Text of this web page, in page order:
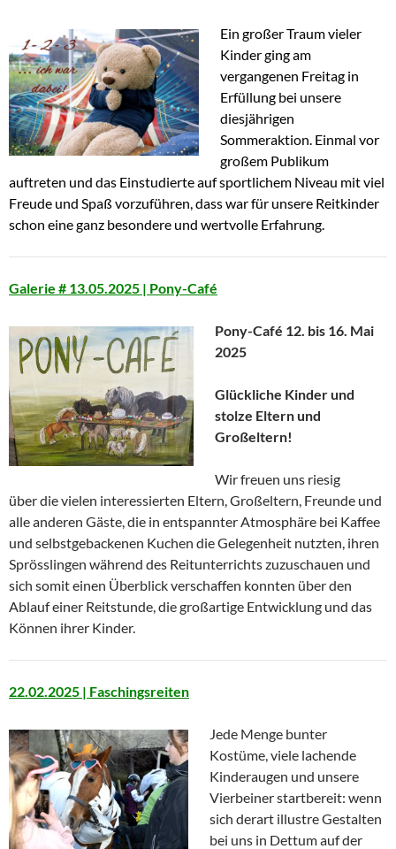
Ein großer Traum vieler
Kinder ging am
vergangenen Freitag in
Erfüllung bei unsere
diesjährigen
Sommeraktion. Einmal vor
großem Publikum
auftreten und das Einstudierte auf sportlichem Niveau mit viel
Freude und Spaß vorzuführen, dass war für unsere Reitkinder
schon eine ganz besondere und wertvolle Erfahrung.
Galerie # 13.05.2025 | Pony-Café
Pony-Café 12. bis 16. Mai
2025
Glückliche Kinder und
stolze Eltern und
Großeltern!
Wir freuen uns riesig
über die vielen interessierten Eltern, Großeltern, Freunde und
alle anderen Gäste, die in entspannter Atmosphäre bei Kaffee
und selbstgebackenen Kuchen die Gelegenheit nutzten, ihren
Sprösslingen während des Reitunterrichts zuzuschauen und
sich somit einen Überblick verschaffen konnten über den
Ablauf einer Reitstunde, die großartige Entwicklung und das
Können ihrer Kinder.
22.02.2025 | Faschingsreiten
Jede Menge bunter
Kostüme, viele lachende
Kinderaugen und unsere
Vierbeiner startbereit: wenn
sich derart illustre Gestalten
bei uns in Dettum auf der